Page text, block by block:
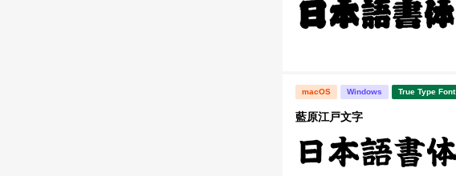
macOS Windows True Type Font
藍原江戸文字